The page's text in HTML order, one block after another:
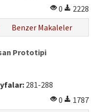
0
2228
Benzer Makaleler
Prototipi
281-288
0
1787